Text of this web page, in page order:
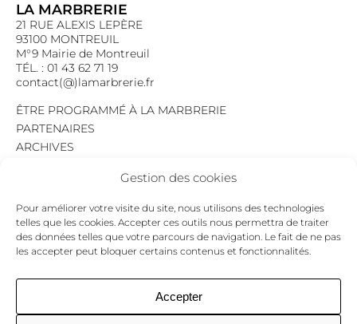
Gestion des cookies
Pour améliorer votre visite du site, nous utilisons des technologies
telles que les cookies. Accepter ces outils nous permettra de traiter
des données telles que votre parcours de navigation. Le fait de ne pas
les accepter peut bloquer certains contenus et fonctionnalités.
Accepter
LA MARBRERIE
21 RUE ALEXIS LEPÈRE
93100 MONTREUIL
M°9 Mairie de Montreuil
TÉL. : 01 43 62 71 19
contact(@)lamarbrerie.fr
ÊTRE PROGRAMMÉ À LA MARBRERIE
PARTENAIRES
ARCHIVES
MENTIONS LÉGALES
POLITIQUE DE CONFIDENTIALITÉ
COOKIES
NEWSLETTER
pour ne jamais passer à côté d’un événement.